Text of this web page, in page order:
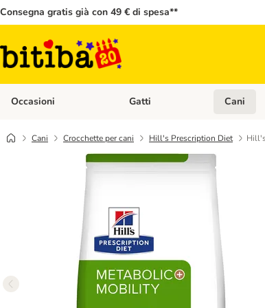
Consegna gratis già con 49 € di spesa**
Occasioni Apri Menù Categoria: Occasioni
Gatti Apri Menù
Cani
Cani Crocchette per cani Hill's Prescription Diet